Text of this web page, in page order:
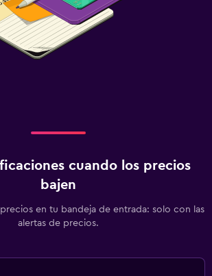
zona de juegos al aire libre
cuando los precios
bajen
en tu bandeja de entrada: solo con las
alertas de precios.